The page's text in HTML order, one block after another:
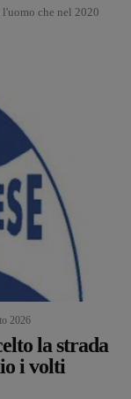
che nel 2020
2026
la strada
i volti